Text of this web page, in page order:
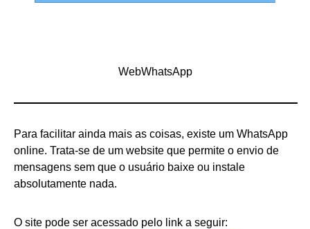
WebWhatsApp
Para facilitar ainda mais as coisas, existe um WhatsApp
online. Trata-se de um website que permite o envio de
mensagens sem que o usuário baixe ou instale
absolutamente nada.
O site pode ser acessado pelo link a seguir: